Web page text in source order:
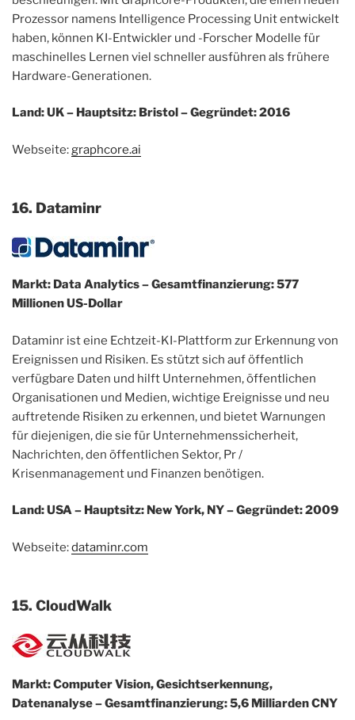
Prozessor namens Intelligence Processing Unit entwickelt
haben, können KI-Entwickler und -Forscher Modelle für
maschinelles Lernen viel schneller ausführen als frühere
Hardware-Generationen.
Land: UK – Hauptsitz: Bristol – Gegründet: 2016
Webseite: graphcore.ai
16. Dataminr
Markt: Data Analytics – Gesamtfinanzierung: 577
Millionen US-Dollar
Dataminr ist eine Echtzeit-KI-Plattform zur Erkennung von
Ereignissen und Risiken. Es stützt sich auf öffentlich
verfügbare Daten und hilft Unternehmen, öffentlichen
Organisationen und Medien, wichtige Ereignisse und neu
auftretende Risiken zu erkennen, und bietet Warnungen
für diejenigen, die sie für Unternehmenssicherheit,
Nachrichten, den öffentlichen Sektor, Pr /
Krisenmanagement und Finanzen benötigen.
Land: USA – Hauptsitz: New York, NY – Gegründet: 2009
Webseite:dataminr.com
15. CloudWalk
Markt: Computer Vision, Gesichtserkennung,
Datenanalyse – Gesamtfinanzierung: 5,6 Milliarden CNY